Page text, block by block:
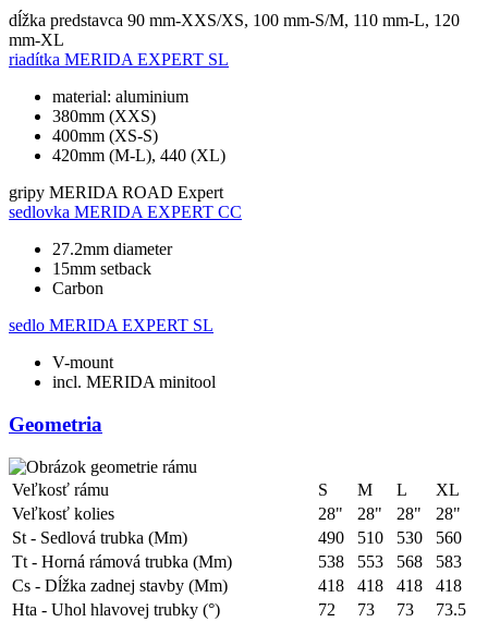
dĺžka predstavca 90 mm-XXS/XS, 100 mm-S/M, 110 mm-L, 120
mm-XL
riadítka MERIDA EXPERT SL
material: aluminium
380mm (XXS)
400mm (XS-S)
420mm (M-L), 440 (XL)
gripy MERIDA ROAD Expert
sedlovka MERIDA EXPERT CC
27.2mm diameter
15mm setback
Carbon
sedlo MERIDA EXPERT SL
V-mount
incl. MERIDA minitool
Geometria
Veľkosť rámu S M L
XL
Veľkosť kolies
28" 28" 28"
28"
St - Sedlová trubka (Mm)
490 510 530
560
Tt - Horná rámová trubka (Mm)
538 553 568
583
Cs - Dĺžka zadnej stavby (Mm)
418 418 418
418
Hta - Uhol hlavovej trubky (°)
72 73 73
73.5